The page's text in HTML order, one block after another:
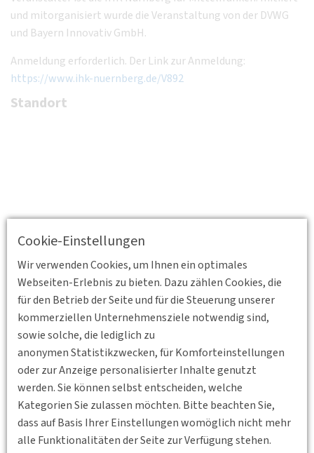
Cookie-Einstellungen
Wir verwenden Cookies, um Ihnen ein optimales
Webseiten-Erlebnis zu bieten. Dazu zählen Cookies, die
für den Betrieb der Seite und für die Steuerung unserer
kommerziellen Unternehmensziele notwendig sind,
sowie solche, die lediglich zu
anonymen Statistikzwecken, für Komforteinstellungen
oder zur Anzeige personalisierter Inhalte genutzt
werden. Sie können selbst entscheiden, welche
Kategorien Sie zulassen möchten. Bitte beachten Sie,
dass auf Basis Ihrer Einstellungen womöglich nicht mehr
alle Funktionalitäten der Seite zur Verfügung stehen.
und mitorganisiert wurde die Veranstaltung von der DVWG
und Bayern Innovativ GmbH.
Anmeldung erforderlich. Der Link zur Anmeldung:
https://www.ihk-nuernberg.de/V892
Standort